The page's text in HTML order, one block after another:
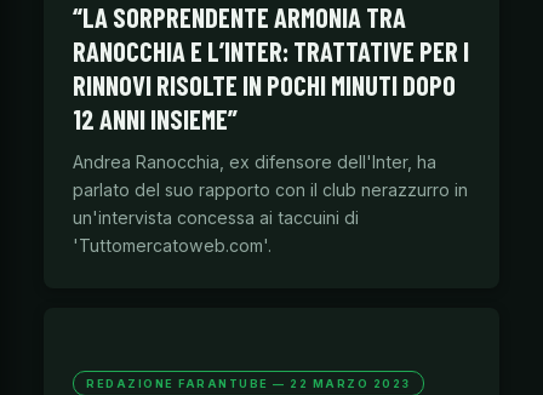
“LA SORPRENDENTE ARMONIA TRA
RANOCCHIA E L’INTER: TRATTATIVE PER I
RINNOVI RISOLTE IN POCHI MINUTI DOPO
12 ANNI INSIEME”
Andrea Ranocchia, ex difensore dell'Inter, ha
parlato del suo rapporto con il club nerazzurro in
un'intervista concessa ai taccuini di
'Tuttomercatoweb.com'.
REDAZIONE FARANTUBE — 22 MARZO 2023